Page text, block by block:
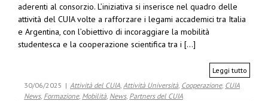
aderenti al consorzio. L’iniziativa si inserisce nel quadro delle
attività del CUIA volte a rafforzare i legami accademici tra Italia
e Argentina, con l’obiettivo di incoraggiare la mobilità
studentesca e la cooperazione scientifica tra i [...]
Leggi tutto
30/06/2025 | Attività del CUIA, Attività Università, Cooperazione, CUIA
News, Formazione, Mobilità, News, Partners del CUIA